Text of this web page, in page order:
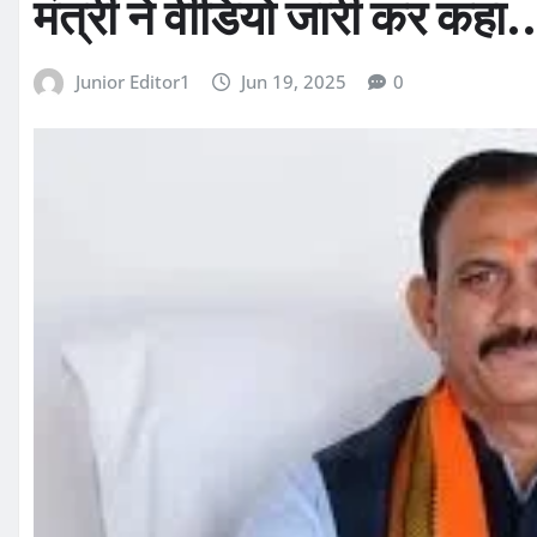
मंत्री ने वीडियो जारी कर
Junior Editor1 Jun 19, 2025 0